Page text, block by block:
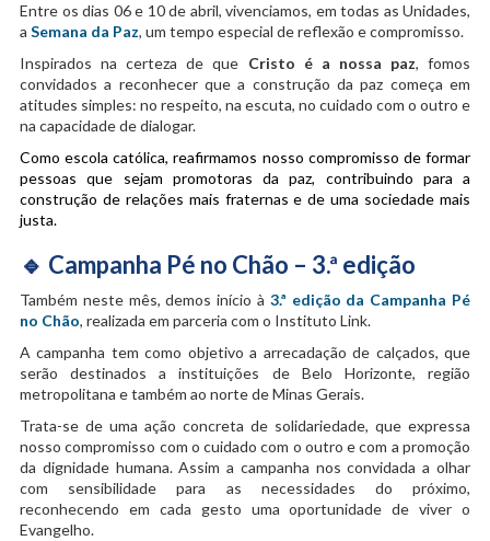
Entre os dias 06 e 10 de abril, vivenciamos, em todas as Unidades,
a Semana da Paz, um tempo especial de reflexão e compromisso.
Inspirados na certeza de que Cristo é a nossa paz, fomos
convidados a reconhecer que a construção da paz começa em
atitudes simples: no respeito, na escuta, no cuidado com o outro e
na capacidade de dialogar.
Como escola católica, reafirmamos nosso compromisso de formar
pessoas que sejam promotoras da paz, contribuindo para a
construção de relações mais fraternas e de uma sociedade mais
justa.
🔹 Campanha Pé no Chão – 3.ª edição
Também neste mês, demos início à 3.ª edição da Campanha Pé
no Chão, realizada em parceria com o Instituto Link.
A campanha tem como objetivo a arrecadação de calçados, que
serão destinados a instituições de Belo Horizonte, região
metropolitana e também ao norte de Minas Gerais.
Trata-se de uma ação concreta de solidariedade, que expressa
nosso compromisso com o cuidado com o outro e com a promoção
da dignidade humana. Assim a campanha nos convidada a olhar
com sensibilidade para as necessidades do próximo,
reconhecendo em cada gesto uma oportunidade de viver o
Evangelho.